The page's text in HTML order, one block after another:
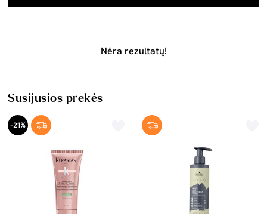
Nėra rezultatų!
Susijusios prekės
-21%